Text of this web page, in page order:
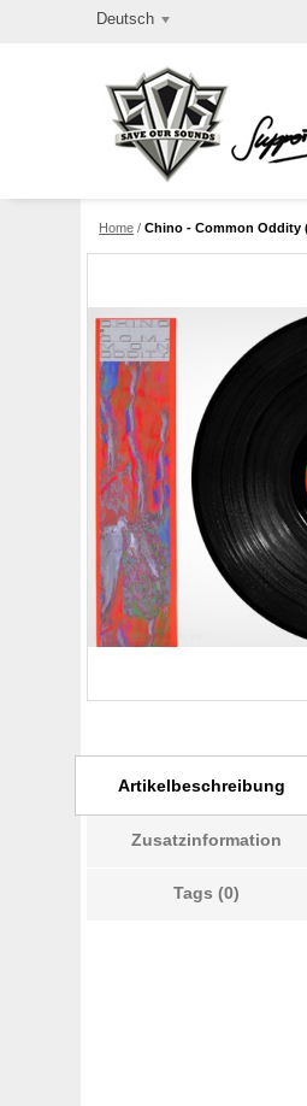
Deutsch
Home /Chino - Common Oddity
Artikelbeschreibung
Zusatzinformation
Tags (0)